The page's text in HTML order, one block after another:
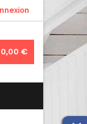
0,00 €